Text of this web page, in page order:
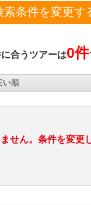
索条件を変更す
合うツアーは0件
せん。条件を変更